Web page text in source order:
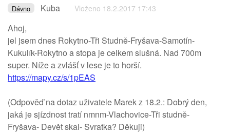
Dávno Kuba Vloženo 18.2.2017 17:43
Ahoj,
jel jsem dnes Rokytno-Tři Studně-Fryšava-Samotín-
Kukulík-Rokytno a stopa je celkem slušná. Nad 700m
super. Níže a zvlášť v lese je to horší.
https://mapy.cz/s/1pEAS
(Odpověď na dotaz uživatele Marek z 18.2.: Dobrý den,
jaká je sjízdnost tratí nmnm-Vlachovice-Tři studně-
Fryšava- Devět skal- Svratka? Děkuji)